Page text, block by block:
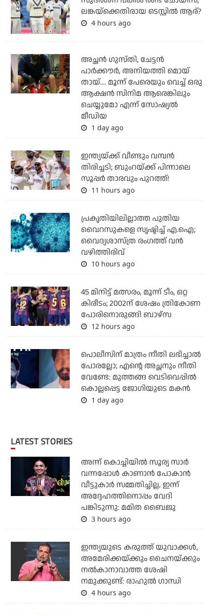
ലങ്കയ്‌ക്കെതിരായ ടെസ്റ്റില്‍ ആര്?
4 hours ago
അച്ഛന്‍ ഗുസ്തി, ചേട്ടന്‍
പാര്‍ക്കൗര്‍, അനിയത്തി മൊയ്
തായ്.... മൂന്ന് പേരെയും വെച്ച് ഒരു
ആക്ഷന്‍ സിനിമ ആരെങ്കിലും
ചെയ്യുമോ എന്ന് സോഷ്യല്‍
മീഡിയ
1 day ago
ഇന്ത്യയ്ക്ക് വീണ്ടും വമ്പന്‍
തിരിച്ചടി; ബുംറയ്ക്ക് പിന്നാലെ
സൂപ്പര്‍ താരവും പുറത്ത്!
11 hours ago
പ്രകൃതിയിലില്ലാത്ത പുതിയ
വൈറസുകളെ സൃഷ്ടിച്ച് എ.ഐ;
വൈദ്യശാസ്ത്ര രംഗത്ത് വന്‍
വഴിത്തിരിവ്
10 hours ago
45 മിനിട്ട് മത്സരം, മൂന്ന് ടീം, ഒറ്റ
കിരീടം; 2002ന് ശേഷം ത്രികോണ
പോരിനൊരുങ്ങി ബാഴ്‌സ
12 hours ago
പൊലീസിന് മാത്രം നീതി ലഭിച്ചാല്‍
പോരല്ലോ; എന്റെ അച്ഛനും നീതി
വേണ്ടേ: മുത്തങ്ങ വെടിവെപ്പില്‍
കൊല്ലപ്പെട്ട ജോഗിയുടെ മകന്‍
1 day ago
LATEST STORIES
അന്ന് കൊച്ചിയില്‍ സൂര്യ സാര്‍
വന്നപ്പോള്‍ കാണാന്‍ പോകാന്‍
വീട്ടുകാര്‍ സമ്മതിച്ചില്ല, ഇന്ന്
അദ്ദേഹത്തിനൊപ്പം വേദി
പങ്കിടുന്നു: മമിത ബൈജു
3 hours ago
ഇന്ത്യയുടെ കരുത്ത് യുവാക്കള്‍,
അമേരിക്കയ്ക്കും ചൈനയ്ക്കും
നല്‍കാനാവാത്ത ശേഷി
നമുക്കുണ്ട്: രാഹുല്‍ ഗാന്ധി
4 hours ago